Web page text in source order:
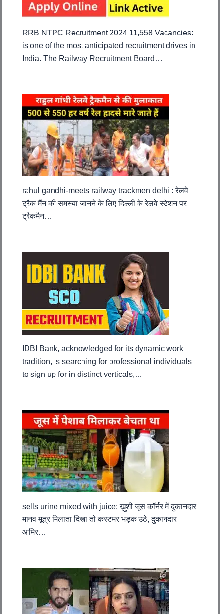
RRB NTPC Recruitment 2024 11,558 Vacancies:
is one of the most anticipated recruitment drives in
India. The Railway Recruitment Board…
rahul gandhi-meets railway trackmen delhi : रेलवे
ट्रैक मैंन की समस्या जानने के लिए दिल्ली के रेलवे स्टेशन पर
ट्रैकमैन…
IDBI Bank, acknowledged for its dynamic work
tradition, is searching for professional individuals
to sign up for in distinct verticals,…
sells urine mixed with juice: ख़ुशी जूस कॉर्नर में दुकानदार
मानव मूत्र मिलाता दिखा तो कस्टमर भड़क उठे, दुकानदार
आमिर…